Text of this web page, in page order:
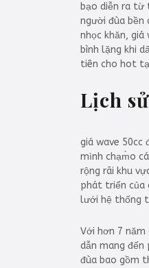
bạo diễn ra từ
người đùa bền
nhọc khăn,
bình lặng khi
tiên cho hot
Lịch
giá wave 50cc
mình chạm̀o
rộng rãi khu
phát triển của
lưới hệ thống
Với hơn 7
dẫn mang đến
đùa bao gồm